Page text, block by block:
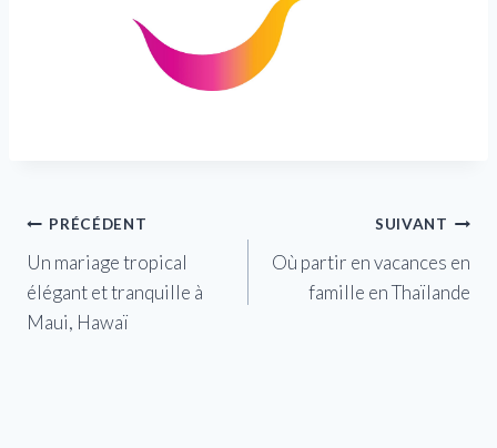
Navigation
de
l’article
PRÉCÉDENT
Un mariage tropical
élégant et tranquille à
Maui, Hawaï
SUIVANT
Où partir en vacances en
famille en Thaïlande